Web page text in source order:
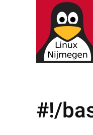
Terug naar
#!/